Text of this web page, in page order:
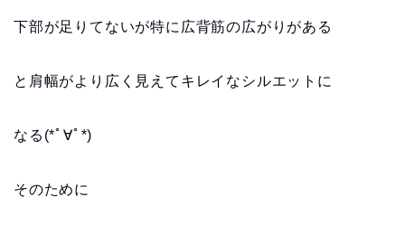
下部が足りてないが特に広背筋の広がりがある
と肩幅がより広く見えてキレイなシルエットに
なる(*ﾟ∀ﾟ*)
そのために